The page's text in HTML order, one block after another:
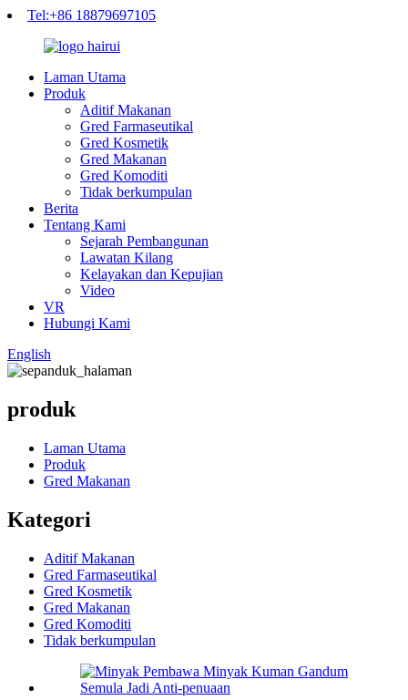
Tel:+86 18879697105
Laman Utama
Produk
Aditif Makanan
Gred Farmaseutikal
Gred Kosmetik
Gred Makanan
Gred Komoditi
Tidak berkumpulan
Berita
Tentang Kami
Sejarah Pembangunan
Lawatan Kilang
Kelayakan dan Kepujian
Video
VR
Hubungi Kami
English
produk
Laman Utama
Produk
Gred Makanan
Kategori
Aditif Makanan
Gred Farmaseutikal
Gred Kosmetik
Gred Makanan
Gred Komoditi
Tidak berkumpulan